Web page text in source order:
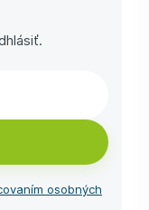
osobných